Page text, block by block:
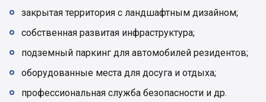
закрытая территория с ландшафтным дизайном;
собственная развитая инфраструктура;
подземный паркинг для автомобилей резидентов;
оборудованные места для досуга и отдыха;
профессиональная служба безопасности и др.